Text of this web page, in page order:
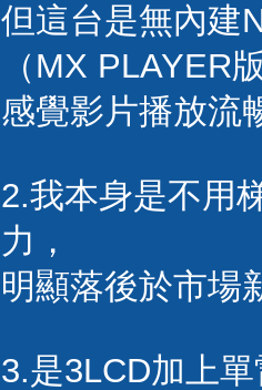
但這台是無內建
（MX PLAYER
感覺影片播放流
2.我本身是不用
力，
明顯落後於市場
3.是3LCD加上